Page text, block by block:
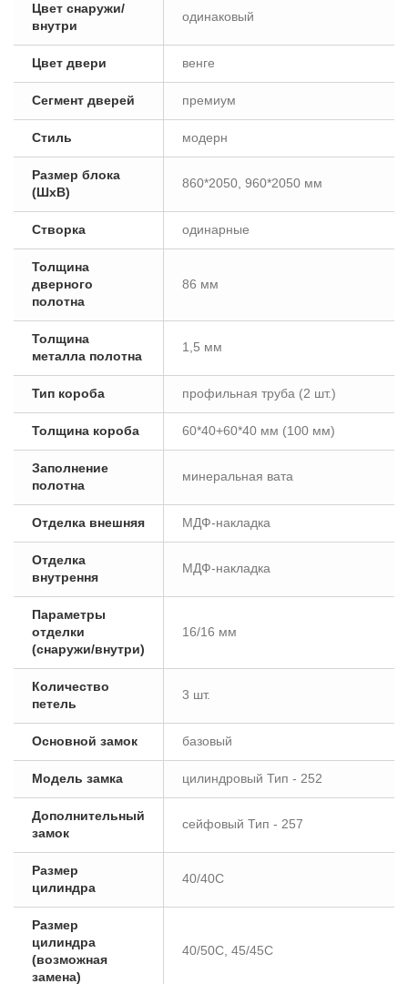
Цвет снаружи/
внутри
одинаковый
Цвет двери венге
Сегмент дверей премиум
Стиль модерн
Размер блока
(ШxВ)
860*2050, 960*2050 мм
Створка одинарные
Толщина
дверного
полотна
86 мм
Толщина
металла полотна
1,5 мм
Тип короба профильная труба (2 шт.)
Толщина короба 60*40+60*40 мм (100 мм)
Заполнение
полотна
минеральная вата
Отделка внешняя МДФ-накладка
Отделка
внутрення
МДФ-накладка
Параметры
отделки
(снаружи/внутри)
16/16 мм
Количество
петель
3 шт.
Основной замок базовый
Модель замка цилиндровый Тип - 252
Дополнительный
замок
сейфовый Тип - 257
Размер
цилиндра
40/40C
Размер
цилиндра
(возможная
замена)
40/50C, 45/45C